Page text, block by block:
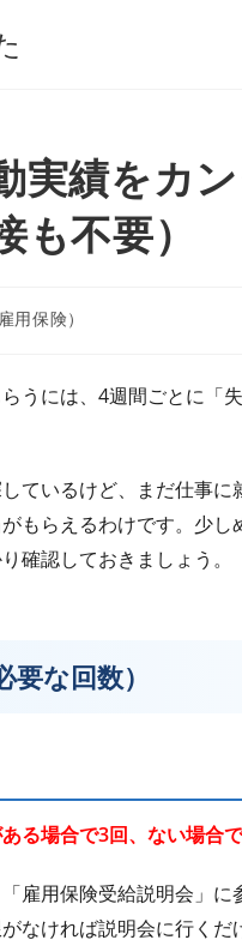
実績をカ
不要）
用保険）
うには、4週間ごとに「
ているけど、まだ仕事に
もらえるわけです。少
確認しておきましょう。
な回数）
る場合で3回、ない場合
雇用保険受給説明会」
なければ説明会に行く